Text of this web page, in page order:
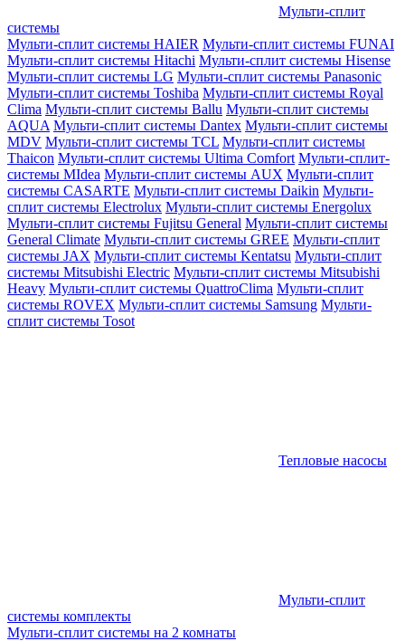
Мульти-сплит
системы
Мульти-сплит системы HAIER Мульти-сплит системы FUNAI
Мульти-сплит системы Hitachi Мульти-сплит системы Hisense
Мульти-сплит системы LG Мульти-сплит системы Panasonic
Мульти-сплит системы Toshiba Мульти-сплит системы Royal
Clima Мульти-сплит системы Ballu Мульти-сплит системы
AQUA Мульти-сплит системы Dantex Мульти-сплит системы
MDV Мульти-сплит системы TCL Мульти-сплит системы
Thaicon Мульти-сплит системы Ultima Comfort Мульти-сплит-
системы MIdea Мульти-сплит системы AUX Мульти-сплит
системы CASARTE Мульти-сплит системы Daikin Мульти-
сплит системы Electrolux Мульти-сплит системы Energolux
Мульти-сплит системы Fujitsu General Мульти-сплит системы
General Climate Мульти-сплит системы GREE Мульти-сплит
системы JAX Мульти-сплит системы Kentatsu Мульти-сплит
системы Mitsubishi Electric Мульти-сплит системы Mitsubishi
Heavy Мульти-сплит системы QuattroClima Мульти-сплит
системы ROVEX Мульти-сплит системы Samsung Мульти-
сплит системы Tosot
Тепловые насосы
Мульти-сплит
системы комплекты
Мульти-сплит системы на 2 комнаты